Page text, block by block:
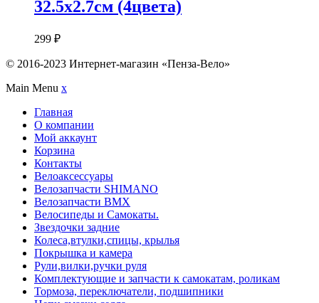
32.5х2.7см (4цвета)
299 ₽
© 2016-2023 Интернет-магазин «Пенза-Вело»
Main Menu x
Главная
О компании
Мой аккаунт
Корзина
Контакты
Велоаксессуары
Велозапчасти SHIMANO
Велозапчасти BMX
Велосипеды и Самокаты.
Звездочки задние
Колеса,втулки,спицы, крылья
Покрышка и камера
Рули,вилки,ручки руля
Комплектующие и запчасти к самокатам, роликам
Тормоза, переключатели, подшипники